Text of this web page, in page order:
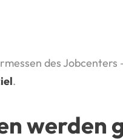
des Jobcenters
.
werden